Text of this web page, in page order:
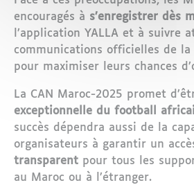
encouragés à s’enregistrer dès
l’application YALLA et à suivre
communications officielles de la
pour maximiser leurs chances
La CAN Maroc-2025 promet
exceptionnelle du football
succès dépendra aussi de la
organisateurs à garantir un
transparent pour tous les
au Maroc ou à l’étranger.